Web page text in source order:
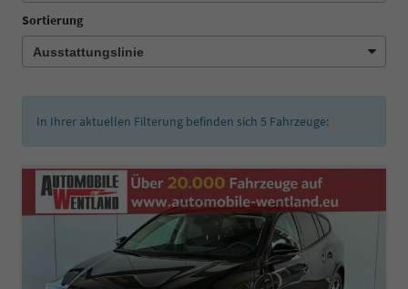
Sortierung
In Ihrer aktuellen Filterung befinden sich 5 Fahrzeuge: